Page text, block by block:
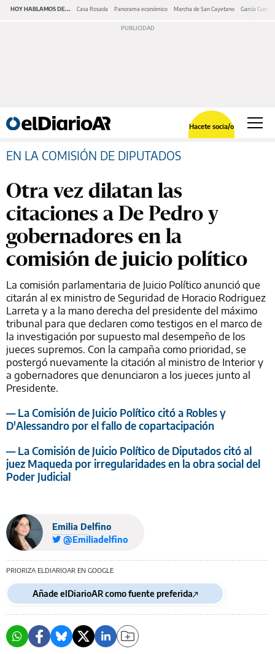
HOY HABLAMOS DE... Casa Rosada Panorama económico Marcha de San Cayetano García Cuerva
Hacete socia/o
EN LA COMISIÓN DE DIPUTADOS
Otra vez dilatan las
citaciones a De Pedro y
gobernadores en la
comisión de juicio político
La comisión parlamentaria de Juicio Político anunció que
citarán al ex ministro de Seguridad de Horacio Rodriguez
Larreta y a la mano derecha del presidente del máximo
tribunal para que declaren como testigos en el marco de
la investigación por supuesto mal desempeño de los
jueces supremos. Con la campaña como prioridad, se
postergó nuevamente la citación al ministro de Interior y
a gobernadores que denunciaron a los jueces junto al
Presidente.
— La Comisión de Juicio Político citó a Robles y
D'Alessandro por el fallo de copartacipación
— La Comisión de Juicio Político de Diputados citó al
juez Maqueda por irregularidades en la obra social del
Poder Judicial
Emilia Delfino
@Emiliadelfino
PRIORIZA ELDIARIOAR EN GOOGLE
Añade elDiarioAR como fuente preferida